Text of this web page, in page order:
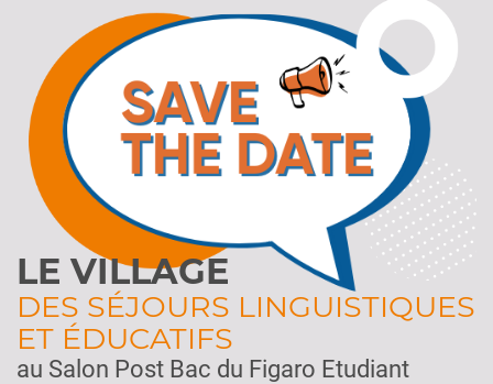
LE VILLAGE
DES SÉJOURS LINGUISTIQUES
ET ÉDUCATIFS
au Salon Post Bac du Figaro Etudiant